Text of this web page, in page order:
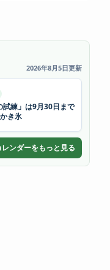
2026年8月5日更新
試練」は9月30日まで
き氷
ンダーをもっと見る